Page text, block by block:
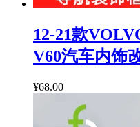
12-21款
V60汽车内饰
¥68.00